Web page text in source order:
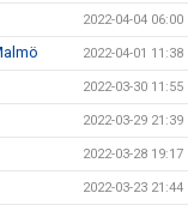
2022-04-04 06:00
2022-04-01 11:38
2022-03-30 11:55
2022-03-29 21:39
2022-03-28 19:17
2022-03-23 21:44